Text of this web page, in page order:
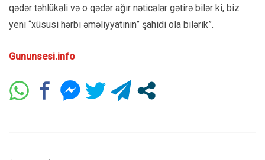
qədər təhlükəli və o qədər ağır nəticələr gətirə bilər ki, biz
yeni “xüsusi hərbi əməliyyatının” şahidi ola bilərik”.
Gununsesi.info